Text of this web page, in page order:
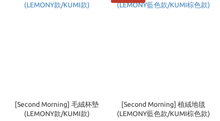
[Second Morning] 毛絨杯墊
(LEMONY款/KUMI款)
[Second Morning] 植絨地毯
(LEMONY藍色款/KUMI棕色款)